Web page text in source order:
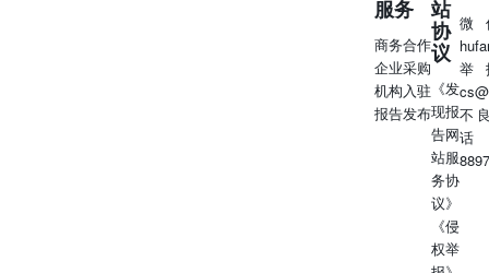
服务
商务合作
企业采购
机构入驻
报告发布
站
协
议
《发
现报
告网
站服
务协
议》
《侵
权举
微
举
不